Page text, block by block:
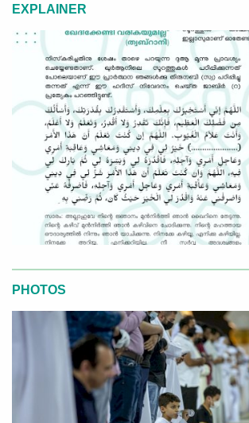
EXPLAINER
PHOTOS